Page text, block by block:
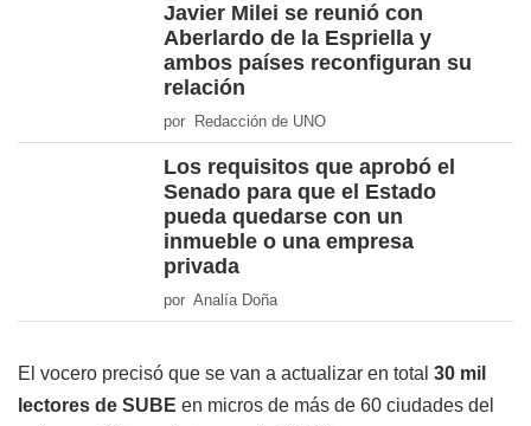
Javier Milei se reunió con
Aberlardo de la Espriella y
ambos países reconfiguran su
relación
por Redacción de UNO
Los requisitos que aprobó el
Senado para que el Estado
pueda quedarse con un
inmueble o una empresa
privada
por Analía Doña
El vocero precisó que se van a actualizar en total 30 mil
lectores de SUBE en micros de más de 60 ciudades del